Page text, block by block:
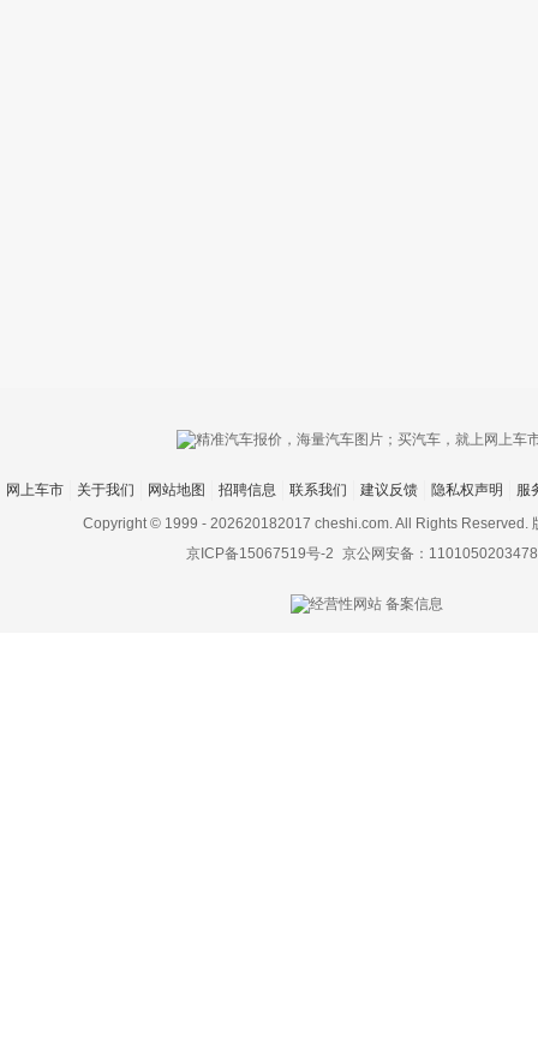
上传图片最多
网上车市 关于我们 网站地图 招聘信息 联系我们 建议反馈 隐私权声明
服
Copyright © 1999 - 202620182017 cheshi.com. All Rights Reserved.
京ICP备15067519号-2 京公网安备：